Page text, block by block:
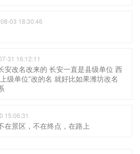
03 18:30:46
31 16:12:11
安改名改来的 长安一直是县级单位 西
级单位”改的名 就好比如果潍坊改名
15:06:31
在景区，不在终点，在路上